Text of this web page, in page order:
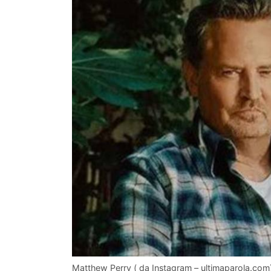
Matthew Perry ( da Instagram –